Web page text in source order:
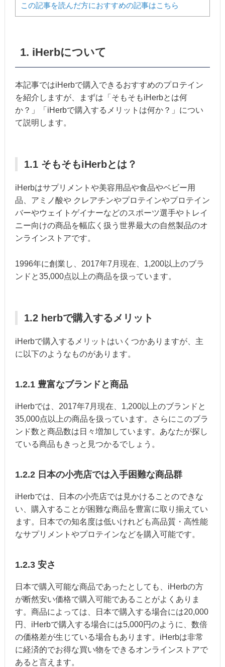
この記事を読んだ方におすすめの記事はこちら
1. iHerbについて
本記事ではiHerbで購入できるおすすめのプロテイン
を紹介しますが、まずは「そもそもiHerbとは何
か？」「iHerbで購入するメリットは何か？」につい
て説明します。
1.1 そもそもiHerbとは？
iHerbはサプリメントや美容用品や食品やベビー用
品、アミノ酸や クレアチンやプロテインやプロテイン
バーやウェイトゲイナーなどのスポーツ選手やトレイ
ニー向けの商品を幅広く扱う世界最大の自然製品のオ
ンラインストアです。
1996年に創業し、2017年7月現在、1,200以上のブラ
ンドと35,000点以上の商品を扱っています。
1.2 herbで購入するメリット
iHerbで購入するメリットはいくつかありますが、主
に以下のようなものがあります。
1.2.1 豊富なブランドと商品
iHerbでは、2017年7月現在、1,200以上のブランドと
35,000点以上の商品を扱っています。さらにこのブラ
ンド数と商品数は日々増加しています。あなたが探し
ている商品もきっと見つかるでしょう。
1.2.2 日本の小売店では入手困難な商品群
iHerbでは、日本の小売店では見かけることのできな
い、購入することが困難な商品を豊富に取り揃えてい
ます。日本での知名度は低いけれども高品質・高性能
なサプリメントやプロテインなどを購入可能です。
1.2.3 安さ
日本で購入可能な商品であったとしても、iHerbの方
が断然安い価格で購入可能であることがよくありま
す。商品によっては、日本で購入する場合には20,000
円、iHerbで購入する場合には5,000円のように、数倍
の価格差が生じている場合もあります。iHerbは非常
に経済的でお得な買い物をできるオンラインストアで
あると言えます。